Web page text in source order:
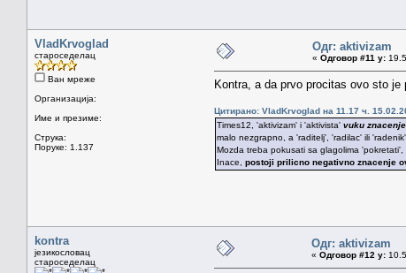
VladKrvoglad
староседелац
Ван мреже
Организација:
Име и презиме:
Струка:
Поруке: 1.137
Одг: aktivizam
« Одговор #11 у:
Kontra, a da prvo procitas ovo sto je
Цитирано: VladKrvoglad на 11.17 ч.
Times12, 'aktivizam' i 'aktivista' vuku
malo nezgrapno, a 'raditelj', 'radilac' ili
Mozda treba pokusati sa glagolima 'pokretati',
Inace, postoji prilicno negativno znacenje
kontra
језикословац
староседелац
Одг: aktivizam
« Одговор #12 у: